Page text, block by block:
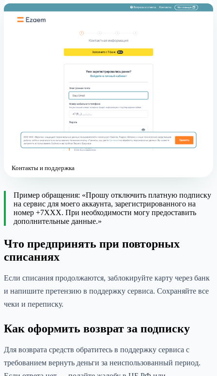
Контакты и поддержка
Пример обращения: «Прошу отключить платную подписку
на сервис для моего аккаунта, зарегистрированного на
номер +7XXX. При необходимости могу предоставить
дополнительные данные.»
Что предпринять при повторных
списаниях
Если списания продолжаются, заблокируйте карту через банк
и напишите претензию в поддержку сервиса. Сохраняйте все
чеки и переписку.
Как оформить возврат за подписку
Для возврата средств обратитесь в поддержку сервиса с
требованием вернуть деньги за неиспользованный период.